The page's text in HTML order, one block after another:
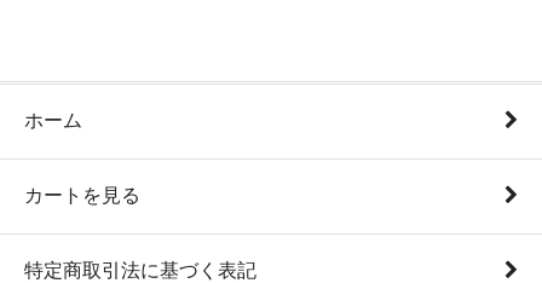
ホーム
カートを見る
特定商取引法に基づく表記